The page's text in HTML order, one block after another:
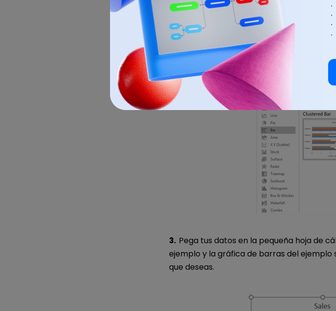
2.Elige el tipo de gráfica deseada y su
3. Pega tus datos en la pequeña hoja de
ejemplo y la gráfica de barras del
que deseas.